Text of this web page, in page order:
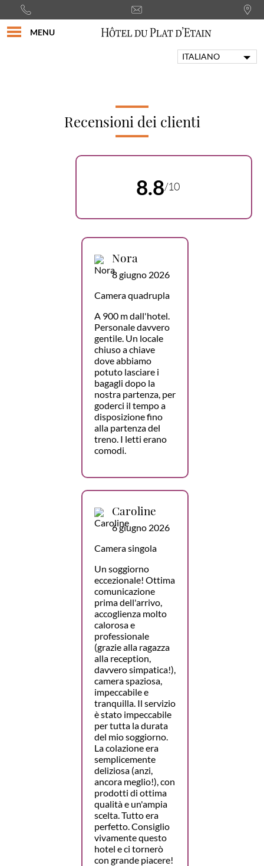
MENU
ITALIANO
DEUTSCH
Recensioni dei clienti
8.8/10
Nora
8 giugno 2026
Camera quadrupla
A 900 m dall'hotel.
Personale davvero
gentile. Un locale
chiuso a chiave
dove abbiamo
potuto lasciare i
bagagli dopo la
nostra partenza, per
goderci il tempo a
disposizione fino
alla partenza del
treno. I letti erano
comodi.
Caroline
6 giugno 2026
Camera singola
Un soggiorno
eccezionale! Ottima
comunicazione
prima dell'arrivo,
accoglienza molto
calorosa e
professionale
(grazie alla ragazza
alla reception,
davvero simpatica!),
camera spaziosa,
impeccabile e
tranquilla. Il servizio
è stato impeccabile
per tutta la durata
del mio soggiorno.
La colazione era
semplicemente
deliziosa (anzi,
ancora meglio!), con
prodotti di ottima
qualità e un'ampia
scelta. Tutto era
perfetto. Consiglio
vivamente questo
hotel e ci tornerò
con grande piacere!